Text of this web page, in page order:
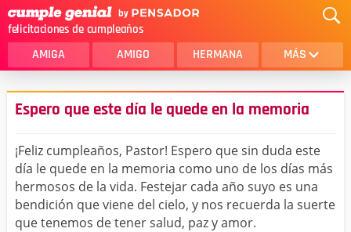
felicitaciones de cumpleaños
AMIGA AMIGO HERMANA MÁS
MAMA
AMOR
SOBRINA
HIJA
HERMANO
HIJO
NOVIA
ESPOSO
Espero que este día le quede en la memoria
¡Feliz cumpleaños, Pastor! Espero que sin duda este
día le quede en la memoria como uno de los días más
hermosos de la vida. Festejar cada año suyo es una
bendición que viene del cielo, y nos recuerda la suerte
que tenemos de tener salud, paz y amor.